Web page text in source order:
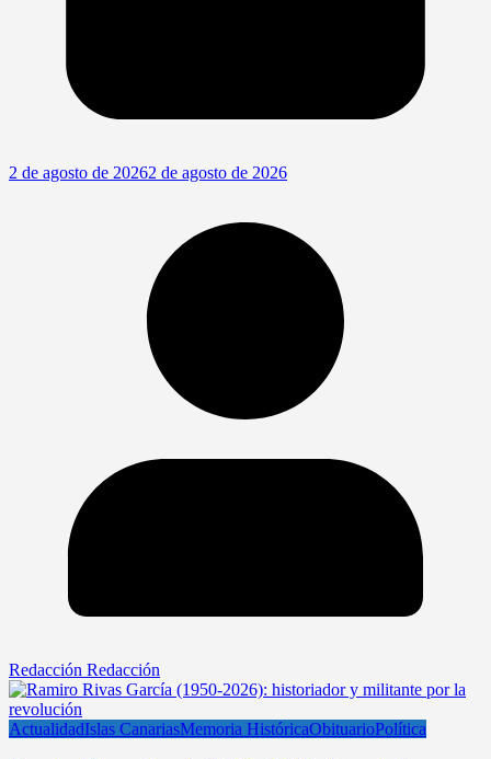
2 de agosto de 20262 de agosto de 2026
Redacción Redacción
ActualidadIslas CanariasMemoria HistóricaObituarioPolítica